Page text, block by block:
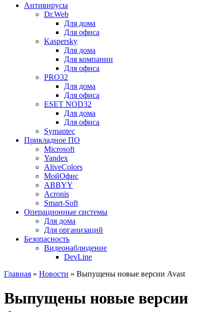
Антивирусы
Dr.Web
Для дома
Для офиса
Kaspersky
Для дома
Для компании
Для офиса
PRO32
Для дома
Для офиса
ESET NOD32
Для дома
Для офиса
Symantec
Прикладное ПО
Microsoft
Yandex
AliveColors
МойОфис
ABBYY
Acronis
Smart-Soft
Операционные системы
Для дома
Для организаций
Безопасность
Видеонаблюдение
DevLine
Главная » Новости » Выпущены новые версии Avast
Выпущены новые версии